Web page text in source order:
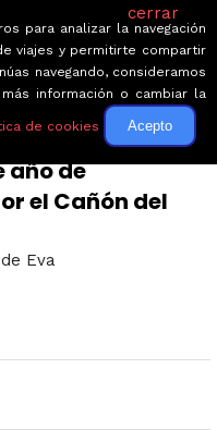
año de
el Cañón del
Eva
cerrar
para analizar la navegación
viajes y permitirte compartir
navegando, consideramos
información o cambiar la
de cookies Acepto